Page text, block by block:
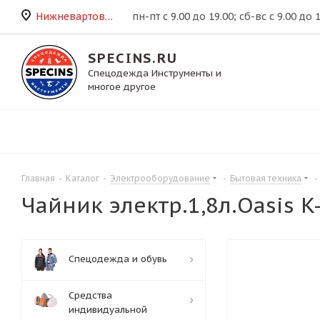
Нижневартовск пн-пт с 9.00 до 19.00; сб-вс с 9.00 до
SPECINS.RU
Спецодежда Инструменты и
многое другое
Главная - Каталог - Электрооборудование - Бытовая техника -
Чайник электр.1,8л.Oasis
Спецодежда и обувь
Средства
индивидуальной